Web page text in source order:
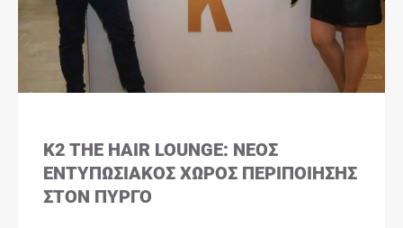
K2 THE HAIR LOUNGE: ΝΈΟΣ
ΕΝΤΥΠΩΣΙΑΚΌΣ ΧΏΡΟΣ ΠΕΡΙΠΟΊΗΣΗΣ
ΣΤΟΝ ΠΎΡΓΟ